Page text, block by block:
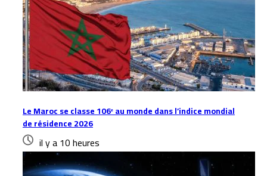
Le Maroc se classe 106ᵉ au monde dans l’indice mondial
de résidence 2026
il y a 10 heures